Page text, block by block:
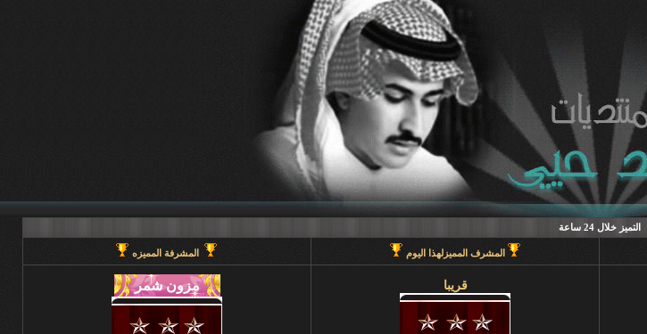
التميز خلال 24 ساعة
المشرف المميزلهذا اليوم المشرفة المميزه
قريبا